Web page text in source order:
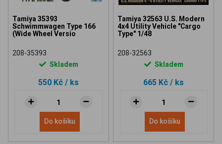
Tamiya 35393
Schwimmwagen Type 166
(Wide Wheel Versio
208-35393
Skladem
550 Kč / ks
Do košíku
Tamiya 32563 U.S. Modern
4x4 Utility Vehicle "Cargo
Type" 1/48
208-32563
Skladem
665 Kč / ks
Do košíku